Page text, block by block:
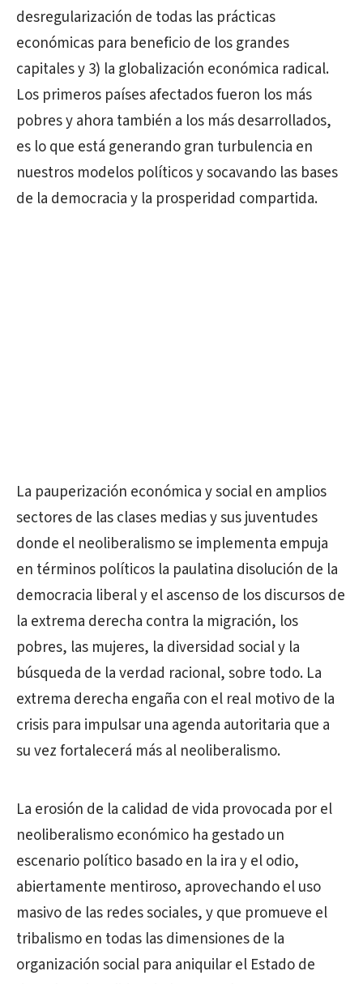
desregularización de todas las prácticas
económicas para beneficio de los grandes
capitales y 3) la globalización económica radical.
Los primeros países afectados fueron los más
pobres y ahora también a los más desarrollados,
es lo que está generando gran turbulencia en
nuestros modelos políticos y socavando las bases
de la democracia y la prosperidad compartida.
La pauperización económica y social en amplios
sectores de las clases medias y sus juventudes
donde el neoliberalismo se implementa empuja
en términos políticos la paulatina disolución de la
democracia liberal y el ascenso de los discursos de
la extrema derecha contra la migración, los
pobres, las mujeres, la diversidad social y la
búsqueda de la verdad racional, sobre todo. La
extrema derecha engaña con el real motivo de la
crisis para impulsar una agenda autoritaria que a
su vez fortalecerá más al neoliberalismo.
La erosión de la calidad de vida provocada por el
neoliberalismo económico ha gestado un
escenario político basado en la ira y el odio,
abiertamente mentiroso, aprovechando el uso
masivo de las redes sociales, y que promueve el
tribalismo en todas las dimensiones de la
organización social para aniquilar el Estado de